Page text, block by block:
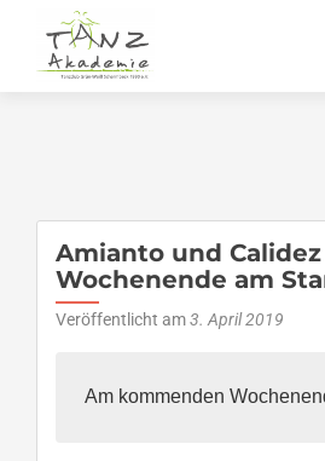
Amianto und
Wochenende am
Veröffentlicht am3. April 2019
Am kommenden